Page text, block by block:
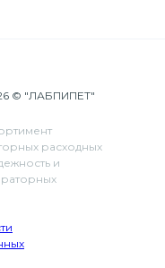
расходных
и
© "ЛАБПИПЕТ"